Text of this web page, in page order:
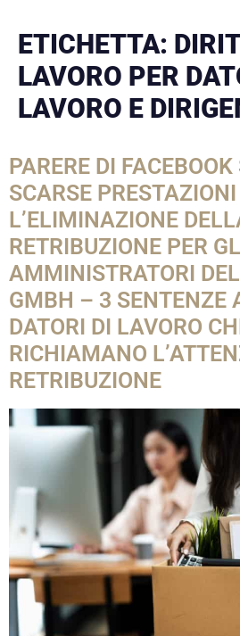
ETICHETTA:
LAVORO PER
LAVORO E
PARERE DI
SCARSE PRESTAZIONI
L’ELIMINAZIONE
RETRIBUZIONE PER
AMMINISTRATORI
GMBH – 3 SENTENZE
DATORI DI LAVORO
RICHIAMANO
RETRIBUZIONE